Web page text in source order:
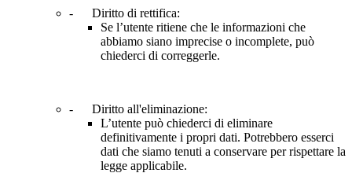
- Diritto di rettifica:
Se l’utente ritiene che le informazioni che
abbiamo siano imprecise o incomplete, può
chiederci di correggerle.
- Diritto all'eliminazione:
L’utente può chiederci di eliminare
definitivamente i propri dati. Potrebbero esserci
dati che siamo tenuti a conservare per rispettare la
legge applicabile.